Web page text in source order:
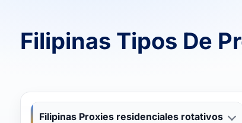
Filipinas Tipos De
Filipinas Proxies residenciales rotativos